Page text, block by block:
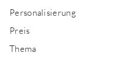
Personalisierung
Preis
Thema